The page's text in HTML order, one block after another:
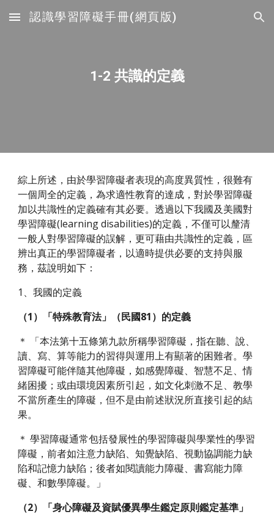
Skip to main content Skip to navigation
認識學習障礙手冊(網頁版)
1-2 共識的定義
綜上所述，由於學習障礙者表現的高度異質性，很難有
一個周全的定義，為求適性教育的達成，對於學習障礙
加以共識性的定義確有其必要。透過以下我國及美國對
學習障礙(learning disabilities)的定義，不僅可以釐清
一般人對學習障礙的誤解，更可藉由共識性的定義，區
辨出真正的學習障礙者，以適時提供必要的支持與服
務，茲說明如下：
1、我國的定義
（1）「特殊教育法」（民國81）的定義
＊ 「本法第十五條第九款所稱學習障礙，指在聽、說、
讀、寫、算等能力的習得與運用上有顯著的困難者。學
習障礙可能伴隨其他障礙，如感覺障礙、智慧不足、情
緒困擾；或由環境因素所引起，如文化刺激不足、教學
不當所產生的障礙，但不是由前述狀況所直接引起的結
果。
＊ 學習障礙通常包括發展性的學習障礙與學業性的學習
障礙，前者如注意力缺陷、知覺缺陷、視動協調能力缺
陷和記憶力缺陷；後者如閱讀能力障礙、書寫能力障
礙、和數學障礙。」
（2）「身心障礙及資賦優異學生鑑定原則鑑定基準」